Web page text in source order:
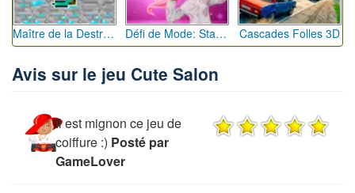
Maître de la Destruction: Fusion de Pioches Défi de Mode: Star du Podium Cascades Folles 3D
Avis sur le jeu Cute Salon
Il est mignon ce jeu de
coiffure :) Posté par
GameLover